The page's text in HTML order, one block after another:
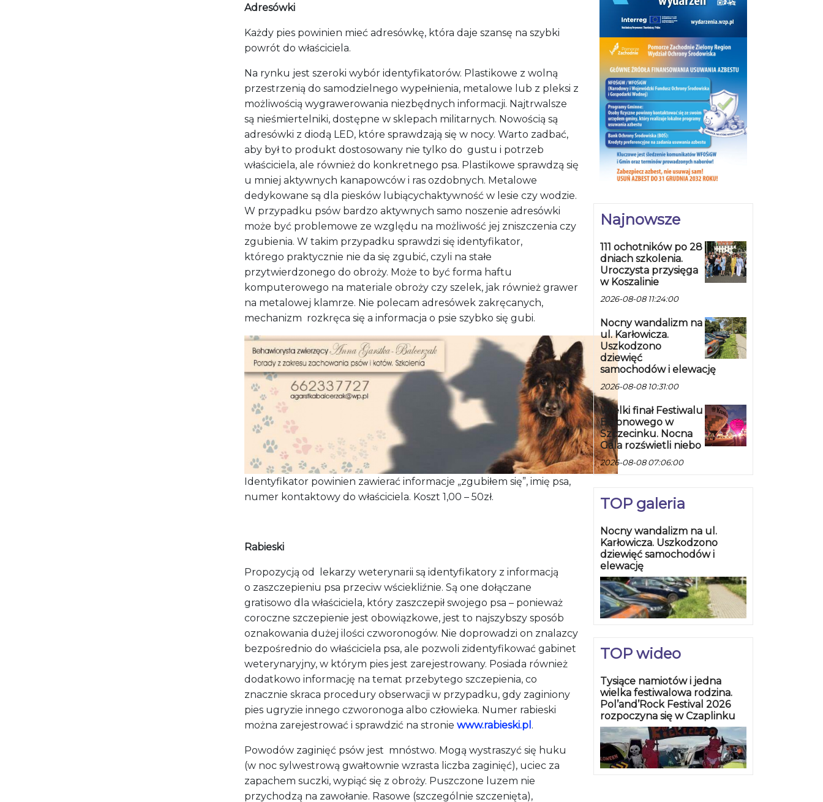
Adresówki
Każdy pies powinien mieć adresówkę, która daje szansę na szybki
powrót do właściciela.
Na rynku jest szeroki wybór identyfikatorów. Plastikowe z wolną
przestrzenią do samodzielnego wypełnienia, metalowe lub z pleksi z
możliwością wygrawerowania niezbędnych informacji. Najtrwalsze
są nieśmiertelniki, dostępne w sklepach militarnych. Nowością są
adresówki z diodą LED, które sprawdzają się w nocy. Warto zadbać,
aby byłto produkt dostosowany nie tylko do gustu i potrzeb
właściciela, ale również do konkretnego psa. Plastikowe sprawdzą się
u mniej aktywnych kanapowców i ras ozdobnych. Metalowe
dedykowane są dla piesków lubiącychaktywność w lesie czy wodzie.
W przypadku psów bardzo aktywnych samo noszenie adresówki
może być problemowe ze względu na możliwość jej zniszczenia czy
zgubienia. W takim przypadku sprawdzi się identyfikator,
którego praktycznie nie da się zgubić, czyli na stałe
przytwierdzonego do obroży. Może to być forma haftu
komputerowego na materiale obroży czy szelek, jak również grawer
na metalowej klamrze. Nie polecam adresówek zakręcanych,
mechanizm rozkręca się a informacja o psie szybko się gubi.
Identyfikator powinien zawierać informacje „zgubiłem się”, imię psa,
numer kontaktowy do właściciela. Koszt 1,00 – 50zł.
Rabieski
Propozycją od lekarzy weterynarii są identyfikatory z informacją
o zaszczepieniu psa przeciw wściekliźnie. Są one dołączane
gratisowo dla właściciela, który zaszczepił swojego psa – ponieważ
coroczne szczepienie jest obowiązkowe, jest to najszybszy sposób
oznakowania dużej ilości czworonogów. Nie doprowadzi on znalazcy
bezpośrednio do właściciela psa, ale pozwoli zidentyfikować gabinet
weterynaryjny, w którym pies jest zarejestrowany. Posiada również
dodatkowo informację na temat przebytego szczepienia, co
znacznie skraca procedury obserwacji w przypadku, gdy zaginiony
pies ugryzie innego czworonoga albo człowieka. Numer rabieski
można zarejestrować i sprawdzić na stronie www.rabieski.pl .
Powodów zaginięć psów jest mnóstwo. Mogą wystraszyć się huku
(w noc sylwestrową gwałtownie wzrasta liczba zaginięć), uciec za
zapachem suczki, wypiąć się z obroży. Puszczone luzem nie
przychodzą na zawołanie. Rasowe (szczególnie szczenięta),
Najnowsze
111 ochotników po 28
dniach szkolenia.
Uroczysta przysięga
w Koszalinie
2026-08-08 11:24:00
Nocny wandalizm na
ul. Karłowicza.
Uszkodzono
dziewięć
samochodów i elewację
2026-08-08 10:31:00
Wielki finał Festiwalu
Balonowego w
Szczecinku. Nocna
Gala rozświetli niebo
2026-08-08 07:06:00
TOP galeria
Nocny wandalizm na ul.
Karłowicza. Uszkodzono
dziewięć samochodów i
elewację
TOP wideo
Tysiące namiotów i jedna
wielka festiwalowa rodzina.
Pol’and’Rock Festival 2026
rozpoczyna się w Czaplinku